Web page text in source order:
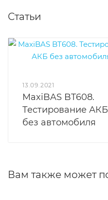
Статьи
13.09.2021
MaxiBAS BT608.
Тестирование АКБ
без автомобиля
Вам также может